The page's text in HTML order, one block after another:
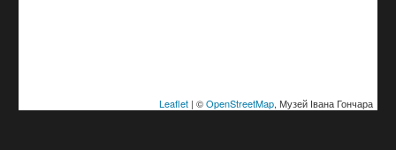
Leaflet| ©OpenStreetMap, Музей Івана Гончара